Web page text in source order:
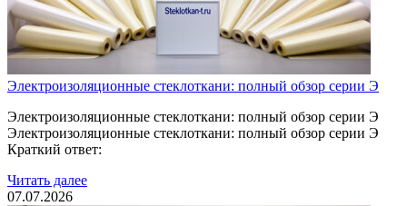
Электроизоляционные стеклоткани: полный обзор серии Э
Электроизоляционные стеклоткани: полный обзор серии Э
Электроизоляционные стеклоткани: полный обзор серии Э
Краткий ответ:
Читать далее
07.07.2026